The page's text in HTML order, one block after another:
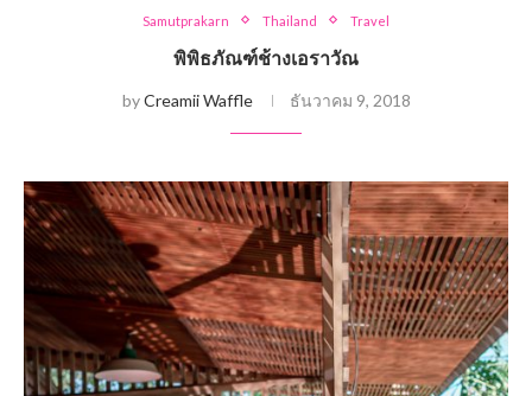
Samutprakarn Thailand Travel
พิพิธภัณฑ์ช้างเอราวัณ
byCreamii Waffle ธันวาคม 9, 2018